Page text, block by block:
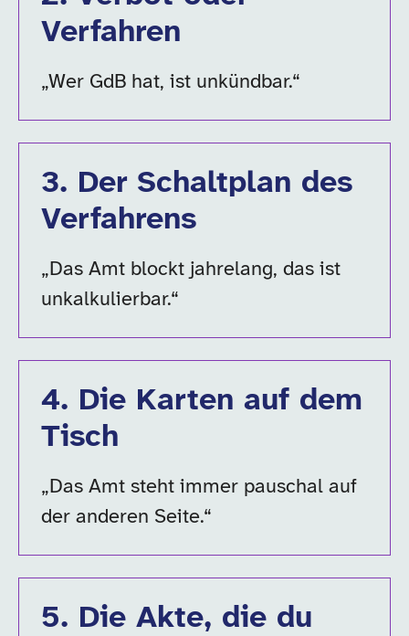
Verfahren
„Wer GdB hat, ist unkündbar.“
3. Der Schaltplan des
Verfahrens
„Das Amt blockt jahrelang, das ist
unkalkulierbar.“
4. Die Karten auf dem
Tisch
„Das Amt steht immer pauschal auf
der anderen Seite.“
5. Die Akte, die du